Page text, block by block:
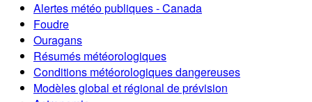
Alertes météo publiques - Canada
Foudre
Ouragans
Résumés météorologiques
Conditions météorologiques dangereuses
Modèles global et régional de prévision